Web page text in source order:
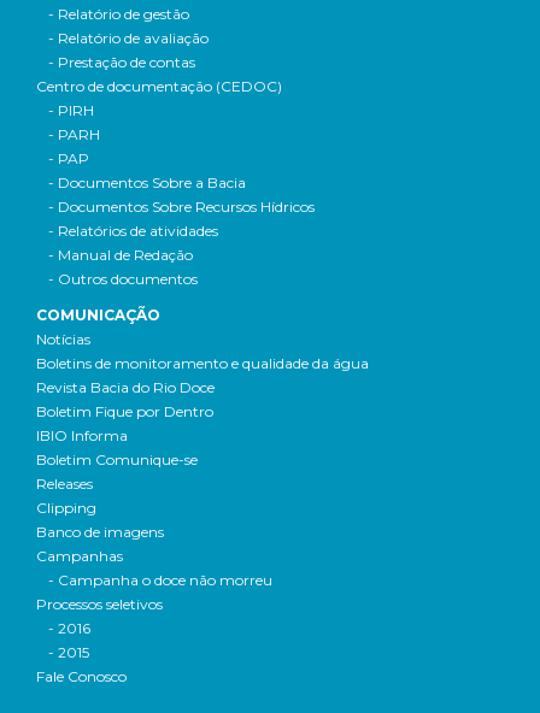
- Relatório de gestão
- Relatório de avaliação
- Prestação de contas
Centro de documentação (CEDOC)
- PIRH
- PARH
- PAP
- Documentos Sobre a Bacia
- Documentos Sobre Recursos Hídricos
- Relatórios de atividades
- Manual de Redação
- Outros documentos
COMUNICAÇÃO
Notícias
Boletins de monitoramento e qualidade da água
Revista Bacia do Rio Doce
Boletim Fique por Dentro
IBIO Informa
Boletim Comunique-se
Releases
Clipping
Banco de imagens
Campanhas
- Campanha o doce não morreu
Processos seletivos
- 2016
- 2015
Fale Conosco